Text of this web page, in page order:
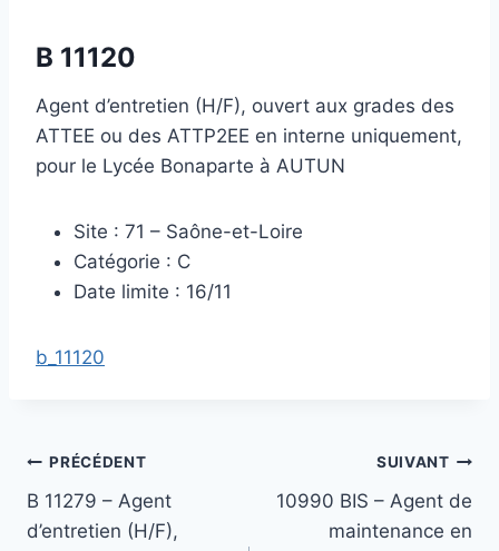
B 11120
Agent d’entretien (H/F), ouvert aux grades des
ATTEE ou des ATTP2EE en interne uniquement,
pour le Lycée Bonaparte à AUTUN
Site : 71 – Saône-et-Loire
Catégorie : C
Date limite : 16/11
b_11120
Navigation
de
PRÉCÉDENT
B 11279 – Agent
d’entretien (H/F),
SUIVANT
10990 BIS – Agent de
maintenance en